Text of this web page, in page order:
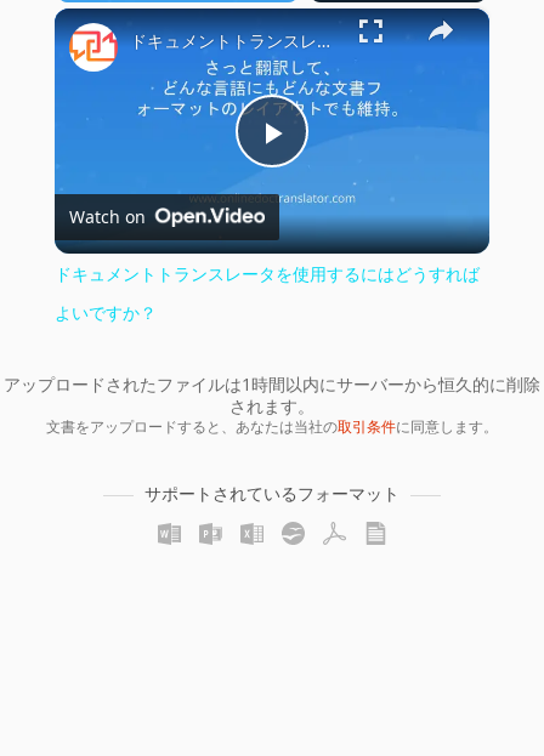
Play Unmute Fullscreen ×
Play
Video
ドキュメントトランスレータを使用するにはどうすればよいですか？
Watch on
ドキュメントトランスレータを使用するにはどうすれば
よいですか？
アップロードされたファイルは1時間以内にサーバーから恒久的に削除
されます。
文書をアップロードすると、あなたは当社の取引条件に同意します。
サポートされているフォーマット